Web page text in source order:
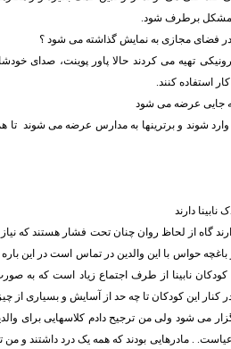
مشکل برطرف شود.
فضای مجازی به نمایش گذاشته می شود ؟
تهیه می کردند حالا پاور پوینت، صدای
استفاده کنند.
جایی عرضه می شود
وارد شوند و برترینها به مدارس عرضه می شوند
دارند
گاه از لحاظ روان چنان تحت فشار هستند که
حواس با این والدین در تماس است در این باره
کودکان نابینا از طرف اجتماع زیاد است که به
کنار این کودکان تا چه حد از آسایش و بسیاری از
می شود ولی من ترجیح دادم کلاسهایی برای
. مادرهایی بودند که همه یک درد داشتند و من